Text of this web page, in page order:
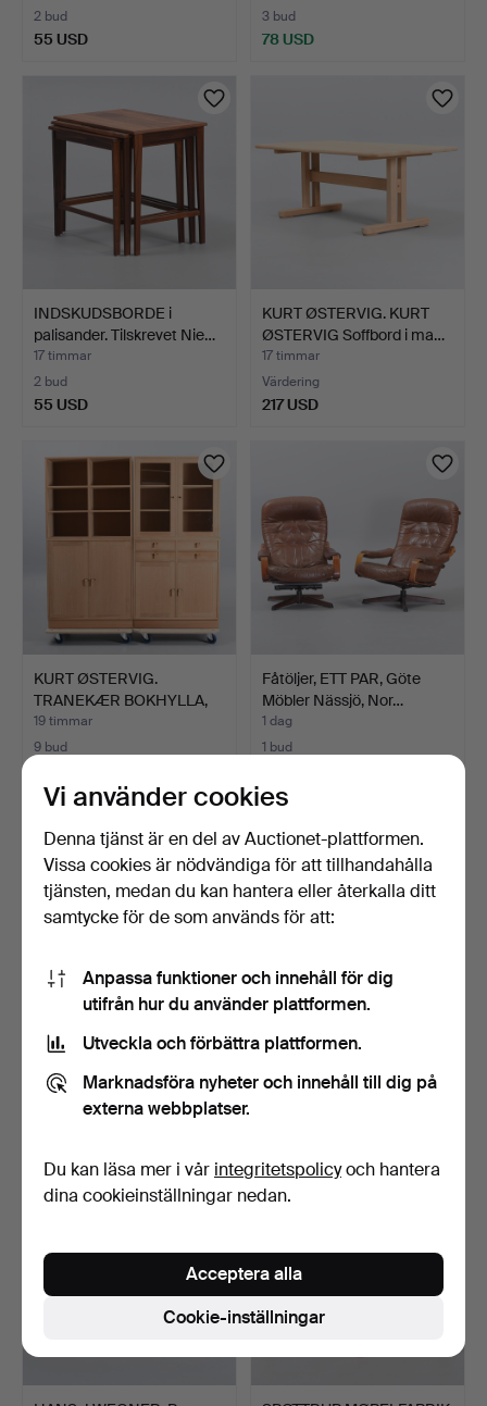
2 bud
55 USD
3 bud
78 USD
INDSKUDSBORDE i
palisander. Tilskrevet Nie…
17 timmar
2 bud
55 USD
KURT ØSTERVIG. KURT
ØSTERVIG Soffbord i ma…
17 timmar
Värdering
217 USD
KURT ØSTERVIG.
TRANEKÆR BOKHYLLA,
fyra hyl…
19 timmar
9 bud
Fåtöljer, ETT PAR, Göte
Möbler Nässjö, Nor…
1 dag
1 bud
Gustavianskt skåp i Louis
2 dagar
Soffbord i teak, skiva med
2 dagar
Vi använder cookies
Denna tjänst är en del av Auctionet-plattformen.
Vissa cookies är nödvändiga för att tillhandahålla
tjänsten, medan du kan hantera eller återkalla ditt
samtycke för de som används för att:
Anpassa funktioner och innehåll för dig
utifrån hur du använder plattformen.
Utveckla och förbättra plattformen.
Marknadsföra nyheter och innehåll till dig på
externa webbplatser.
Du kan läsa mer i vår integritetspolicyoch hantera
dina cookieinställningar nedan.
Cookie-inställningar
Acceptera alla